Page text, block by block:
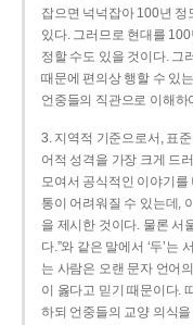
잡으면 넉넉잡아 100년 정
있다. 그러므로 현대를
정할 수도 있을 것이다. 그
때문에 편의상 행할 수 있
언중들의 직관으로 이해하
3. 지역적 기준으로서, 표
어적 성격을 가장 크게 드
모여서 공식적인 이야기
통이 어려워질 수 있는데,
을 제시한 것이다. 물론 서
다.”와 같은 말에서 ‘두’는
는 사람은 오랜 문자 언어
이 옳다고 믿기 때문이다.
하되 언중들의 교양 의식